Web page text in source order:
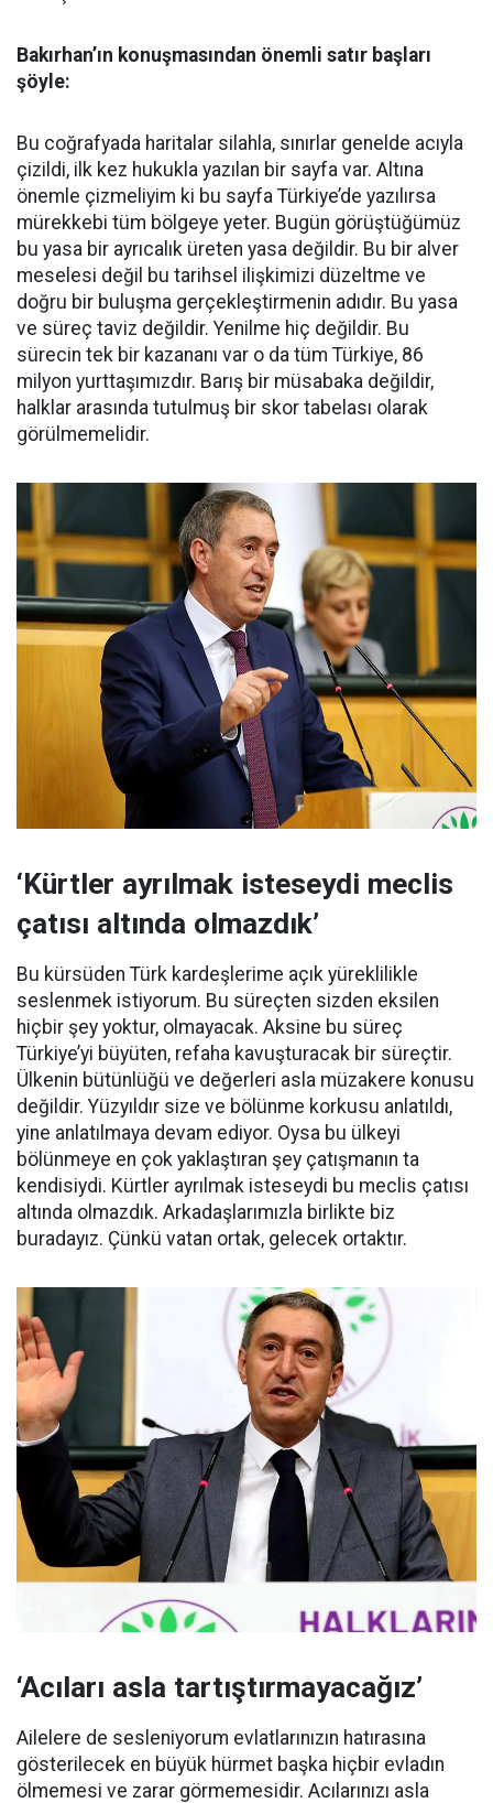
Bakırhan’ın konuşmasından önemli satır başları
şöyle:
Bu coğrafyada haritalar silahla, sınırlar genelde acıyla
çizildi, ilk kez hukukla yazılan bir sayfa var. Altına
önemle çizmeliyim ki bu sayfa Türkiye’de yazılırsa
mürekkebi tüm bölgeye yeter. Bugün görüştüğümüz
bu yasa bir ayrıcalık üreten yasa değildir. Bu bir alver
meselesi değil bu tarihsel ilişkimizi düzeltme ve
doğru bir buluşma gerçekleştirmenin adıdır. Bu yasa
ve süreç taviz değildir. Yenilme hiç değildir. Bu
sürecin tek bir kazananı var o da tüm Türkiye, 86
milyon yurttaşımızdır. Barış bir müsabaka değildir,
halklar arasında tutulmuş bir skor tabelası olarak
görülmemelidir.
‘Kürtler ayrılmak isteseydi meclis
çatısı altında olmazdık’
Bu kürsüden Türk kardeşlerime açık yüreklilikle
seslenmek istiyorum. Bu süreçten sizden eksilen
hiçbir şey yoktur, olmayacak. Aksine bu süreç
Türkiye’yi büyüten, refaha kavuşturacak bir süreçtir.
Ülkenin bütünlüğü ve değerleri asla müzakere konusu
değildir. Yüzyıldır size ve bölünme korkusu anlatıldı,
yine anlatılmaya devam ediyor. Oysa bu ülkeyi
bölünmeye en çok yaklaştıran şey çatışmanın ta
kendisiydi. Kürtler ayrılmak isteseydi bu meclis çatısı
altında olmazdık. Arkadaşlarımızla birlikte biz
buradayız. Çünkü vatan ortak, gelecek ortaktır.
‘Acıları asla tartıştırmayacağız’
Ailelere de sesleniyorum evlatlarınızın hatırasına
gösterilecek en büyük hürmet başka hiçbir evladın
ölmemesi ve zarar görmemesidir. Acılarınızı asla